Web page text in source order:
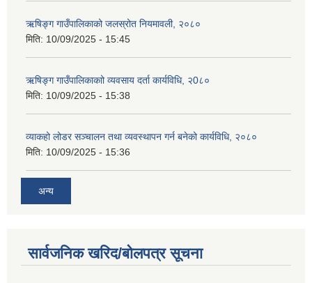
ऋषिङ्ग गाउँपालिकाको जलस्रोत नियमावली, २०८०
मिति: 10/09/2025 - 15:45
ऋषिङ्ग गाउँपालिकाकाो व्यवसाय दर्ता कार्यविधि, २0८०
मिति: 10/09/2025 - 15:38
व्याकहो लोडर सञ्चालन तथा व्यवस्थापन गर्न बनेको कार्यविधि, २०८०
मिति: 10/09/2025 - 15:36
अन्य
सार्वजनिक खरिद/बोलपत्र सूचना